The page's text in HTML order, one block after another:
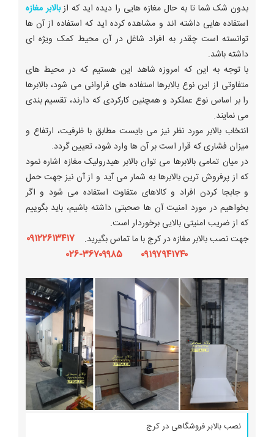
بدون شک شما تا به حال مغازه هایی را دیده اید که ازبالابر مغازه
استفاده هایی داشته اند و مشاهده کرده اید که استفاده از آن ها
توانسته است چقدر به افراد شاغل در آن محیط کمک ویژه ای
داشته باشد.
با توجه به این که امروزه شاهد این هستیم که در محیط های
متفاوتی از این نوع بالابرها استفاده های فراوانی می شود، بالابرها
را بر اساس نوع عملکرد و همچنین کارکردی که دارند، تقسیم بندی
می نمایند.
انتخاب بالابر مورد نظر نیز می بایست مطابق با ظرفیت، ارتفاع و
میزان فشاری که قرار است بر آن ها وارد شود، تعیین گردد.
در میان تمامی بالابرها می توان بالابر هیدرولیک مغازه اشاره نمود
که از پرفروش ترین بالابرها به شمار می آید و از آن نیز جهت حمل
و جابجا کردن افراد و کالاهای متفاوت استفاده می شود و اگر
بخواهیم در مورد امنیت آن ها صحبتی داشته باشیم، باید بگوییم
که از ضریب امنیتی بالایی برخوردار است.
جهت نصب بالابر مغازه در کرج با ما تماس بگیرید.
۰۹۱۲۲۶۱۳۴۱۷
۰۹۱۹۷۹۴۱۷۴۰ ۳۶۷۰۹۹۸۵-۰۲۶
نصب بالابر فروشگاهی در کرج